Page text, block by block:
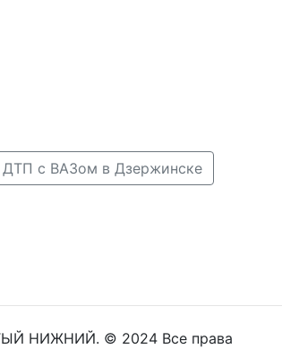
ДТП с ВАЗом в Дзержинске
НИЖНИЙ. © 2024 Все права